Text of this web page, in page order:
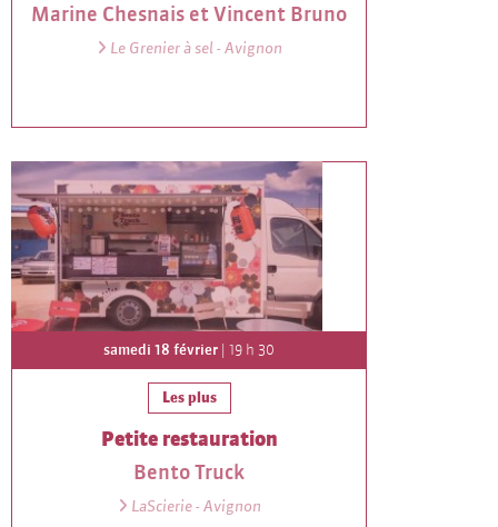
Marine Chesnais et Vincent Bruno
Le Grenier à sel - Avignon
samedi 18 février | 19 h 30
Les plus
Petite restauration
Bento Truck
LaScierie - Avignon